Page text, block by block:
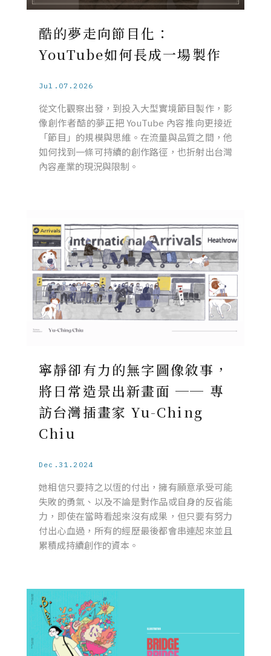
酷的夢走向節目化：
YouTube如何長成一場製作
Jul.07.2026
從文化觀察出發，到投入大型實境節目製作，影
像創作者酷的夢正把 YouTube 內容推向更接近
「節目」的規模與思維。在流量與品質之間，他
如何找到一條可持續的創作路徑，也折射出台灣
內容產業的現況與限制。
寧靜卻有力的無字圖像敘事，
將日常造景出新畫面 ── 專
訪台灣插畫家 Yu-Ching
Chiu
Dec.31.2024
她相信只要持之以恆的付出，擁有願意承受可能
失敗的勇氣、以及不論是對作品或自身的反省能
力，即使在當時看起來沒有成果，但只要有努力
付出心血過，所有的經歷最後都會串連起來並且
累積成持續創作的資本。